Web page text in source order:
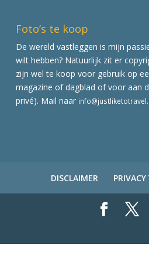
Foto’s te koop
De wereld vastleggen is mijn
wilt hebben? Natuurlijk zit er
zijn wel te koop voor gebruik op
magazine of dagblad of voor aan
privé). Mail naar
DISCLAIMER